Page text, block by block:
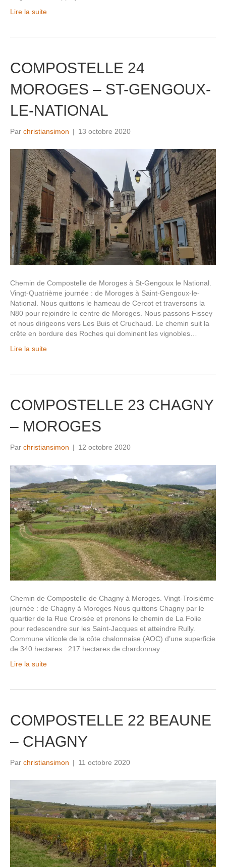
Lire la suite
COMPOSTELLE 24
MOROGES – ST-GENGOUX-
LE-NATIONAL
Par christiansimon | 13 octobre 2020
Chemin de Compostelle de Moroges à St-Gengoux le National.
Vingt-Quatrième journée : de Moroges à Saint-Gengoux-le-
National. Nous quittons le hameau de Cercot et traversons la
N80 pour rejoindre le centre de Moroges. Nous passons Fissey
et nous dirigeons vers Les Buis et Cruchaud. Le chemin suit la
crête en bordure des Roches qui dominent les vignobles…
Lire la suite
COMPOSTELLE 23 CHAGNY
– MOROGES
Par christiansimon | 12 octobre 2020
Chemin de Compostelle de Chagny à Moroges. Vingt-Troisième
journée : de Chagny à Moroges Nous quittons Chagny par le
quartier de la Rue Croisée et prenons le chemin de La Folie
pour redescendre sur les Saint-Jacques et atteindre Rully.
Commune viticole de la côte chalonnaise (AOC) d’une superficie
de 340 hectares : 217 hectares de chardonnay…
Lire la suite
COMPOSTELLE 22 BEAUNE
– CHAGNY
Par christiansimon | 11 octobre 2020